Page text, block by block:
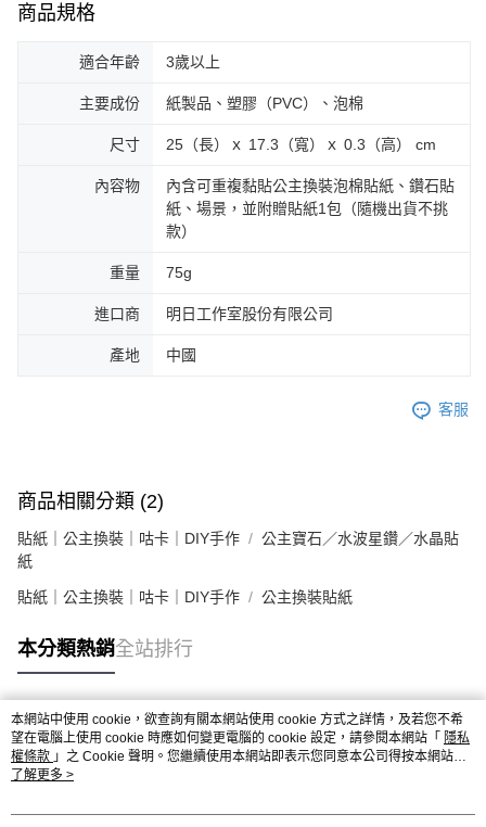
商品規格
適合年齡 3歲以上
主要成份 紙製品、塑膠（PVC）、泡棉
尺寸 25（長）ｘ 17.3（寬）ｘ 0.3（高） cm
內容物
內含可重複黏貼公主換裝泡棉貼紙、鑽石貼
紙、場景，並附贈貼紙1包（隨機出貨不挑
款）
重量 75g
進口商 明日工作室股份有限公司
產地 中國
客服
商品相關分類 (2)
貼紙｜公主換裝｜咕卡｜DIY手作
公主寶石／水波星鑽／水晶貼
紙
貼紙｜公主換裝｜咕卡｜DIY手作 公主換裝貼紙
本分類熱銷全站排行
熱門標籤
本網站中使用 cookie，欲查詢有關本網站使用 cookie 方式之詳情，及若您不希
望在電腦上使用 cookie 時應如何變更電腦的 cookie 設定，請參閱本網站「 隱私
權條款 」之 Cookie 聲明。您繼續使用本網站即表示您同意本公司得按本網站使
用條款之 Cookie 聲明使用 cookie。
了解更多 >